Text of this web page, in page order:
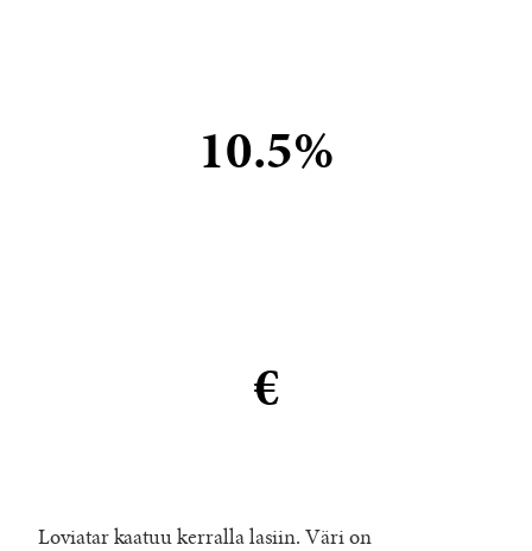
10.5%
€
Loviatar kaatuu kerralla lasiin. Väri on